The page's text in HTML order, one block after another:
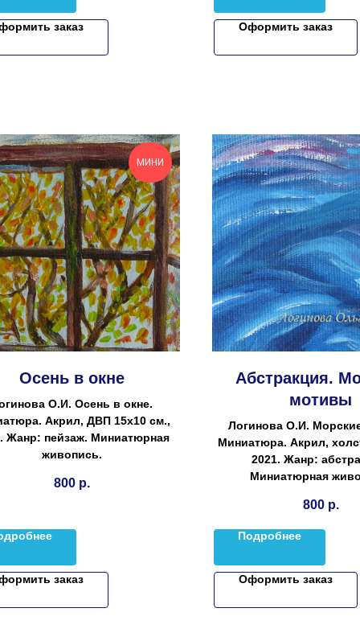
заказ Оформить заказ
МИНИ
Осень в окне
О.И. Осень в окне.
Акрил, ДВП 15х10 см.,
Жанр: пейзаж. Миниатюрная
живопись.
800 р.
заказ
Абстракция.
мотивы
Логинова О.И.
Миниатюра. Акрил,
2021. Жанр:
Миниатюрная
800 р.
Подробнее
Оформить заказ